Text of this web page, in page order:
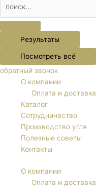
Результаты
Посмотреть всё
обратный звонок
О компании
Оплата и доставка
Каталог
Сотрудничество
Производство угля
Полезные советы
Контакты
О компании
Оплата и доставка